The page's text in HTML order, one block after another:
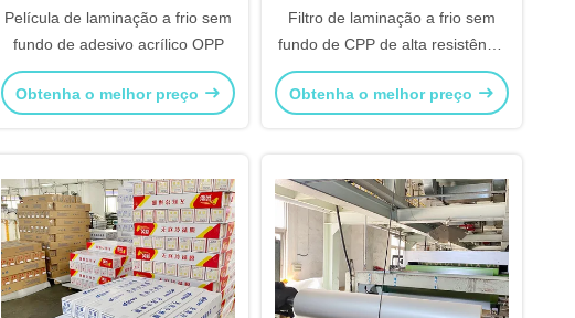
Película de laminação a frio sem
fundo de adesivo acrílico OPP
Obtenha o melhor preço
Filtro de laminação a frio sem
fundo de CPP de alta resistência
adesiva 25 microns
Obtenha o melhor preço